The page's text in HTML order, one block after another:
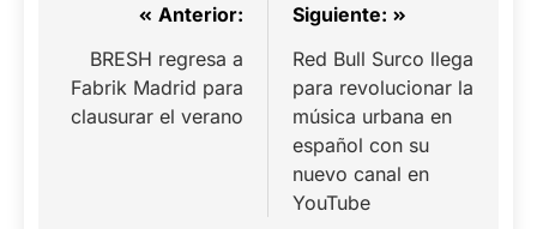
Navegación
de
entradas
Anterior:
BRESH regresa a
Fabrik Madrid para
clausurar el verano
Siguiente:
Red Bull Surco llega
para revolucionar la
música urbana en
español con su
nuevo canal en
YouTube